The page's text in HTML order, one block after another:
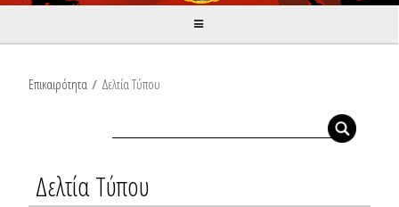
Επικαιρότητα / Δελτία Τύπου
Δελτία Τύπου